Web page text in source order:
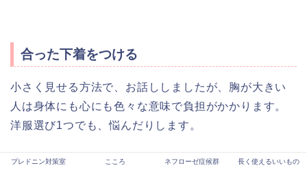
合った下着をつける
小さく見せる方法で、お話ししましたが、胸が大きい
人は身体にも心にも色々な意味で負担がかかります。
洋服選び1つでも、悩んだりします。
自信がなくて姿勢が悪くなったり、重たくて、身体が
プレドニン対策室 こころ ネフローゼ症候群 長く使えるいいもの